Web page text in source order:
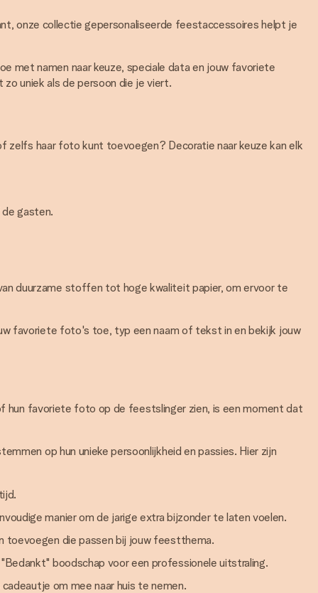
onze collectie gepersonaliseerde feestaccessoires helpt je
met namen naar keuze, speciale data en jouw favoriete
uniek als de persoon die je viert.
zelfs haar foto kunt toevoegen? Decoratie naar keuze kan elk
gasten.
duurzame stoffen tot hoge kwaliteit papier, om ervoor te
favoriete foto's toe, typ een naam of tekst in en bekijk jouw
hun favoriete foto op de feestslinger zien, is een moment dat
op hun unieke persoonlijkheid en passies. Hier zijn
manier om de jarige extra bijzonder te laten voelen.
toevoegen die passen bij jouw feestthema.
boodschap voor een professionele uitstraling.
om mee naar huis te nemen.